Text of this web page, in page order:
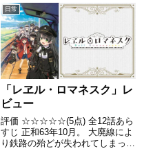
日常
「レヱル・ロマネスク」レ
ビュー
評価 ☆☆☆☆☆(5点) 全12話あら
すじ 正和63年10月。 大廃線によ
り鉄路の殆どが失われてしまった